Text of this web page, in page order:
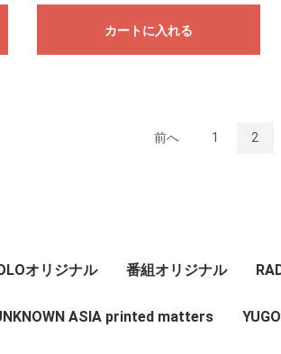
カートに入れる
前へ 1 2
オリジナル 番組オリジナル
_
RADIO∞INFINITY
ROCK ON
BUGGY CRASH
ASIA printed matters